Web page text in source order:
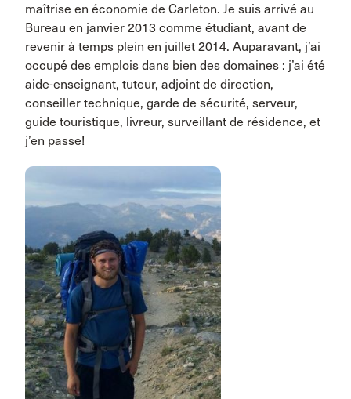
maîtrise en économie de Carleton. Je suis arrivé au
Bureau en janvier 2013 comme étudiant, avant de
revenir à temps plein en juillet 2014. Auparavant, j’ai
occupé des emplois dans bien des domaines : j’ai été
aide-enseignant, tuteur, adjoint de direction,
conseiller technique, garde de sécurité, serveur,
guide touristique, livreur, surveillant de résidence, et
j’en passe!